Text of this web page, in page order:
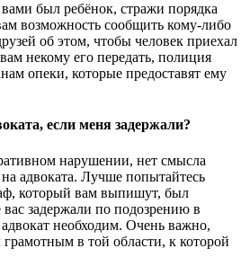
был ребёнок, стражи порядка
возможность сообщить кому-либо
об этом, чтобы человек приехал
некому его передать, полиция
опеки, которые предоставят ему
если меня задержали?
нарушении, нет смысла
адвоката. Лучше попытайтесь
который вам выпишут, был
задержали по подозрению в
необходим. Очень важно,
в той области, к которой